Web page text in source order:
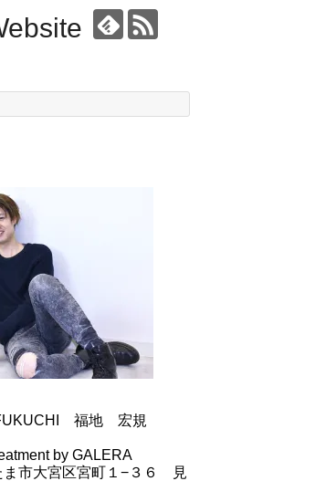
福地 宏規
by GALERA
ま市大宮区宮町１−３６ 見